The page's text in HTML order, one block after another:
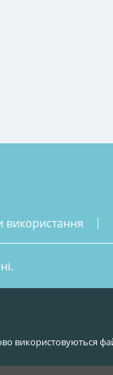
використання
використовуються